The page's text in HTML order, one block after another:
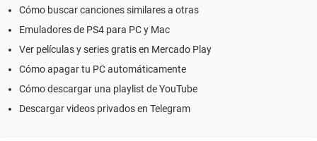
Cómo buscar canciones similares a otras
Emuladores de PS4 para PC y Mac
Ver películas y series gratis en Mercado Play
Cómo apagar tu PC automáticamente
Cómo descargar una playlist de YouTube
Descargar videos privados en Telegram